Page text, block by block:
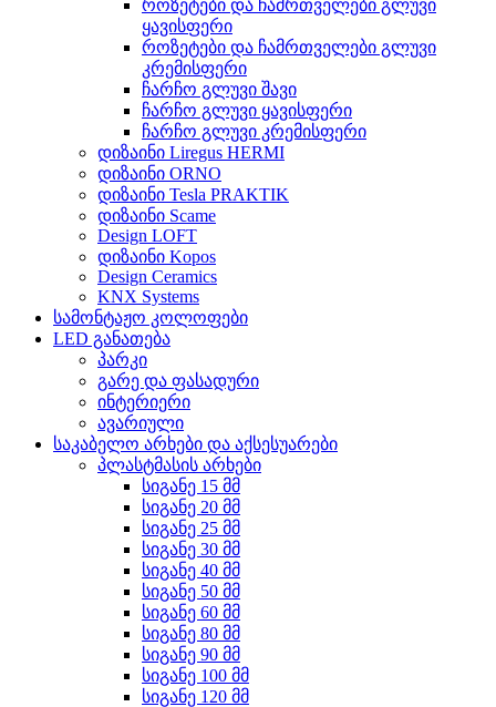
როზეტები და ჩამრთველები გლუვი
ყავისფერი
როზეტები და ჩამრთველები გლუვი
კრემისფერი
ჩარჩო გლუვი შავი
ჩარჩო გლუვი ყავისფერი
ჩარჩო გლუვი კრემისფერი
დიზაინი Liregus HERMI
დიზაინი ORNO
დიზაინი Tesla PRAKTIK
დიზაინი Scame
Design LOFT
დიზაინი Kopos
Design Ceramics
KNX Systems
სამონტაჟო კოლოფები
LED განათება
პარკი
გარე და ფასადური
ინტერიერი
ავარიული
საკაბელო არხები და აქსესუარები
პლასტმასის არხები
სიგანე 15 მმ
სიგანე 20 მმ
სიგანე 25 მმ
სიგანე 30 მმ
სიგანე 40 მმ
სიგანე 50 მმ
სიგანე 60 მმ
სიგანე 80 მმ
სიგანე 90 მმ
სიგანე 100 მმ
სიგანე 120 მმ